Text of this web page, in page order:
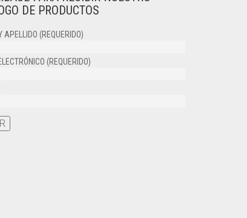
DE PRODUCTOS
APELLIDO (REQUERIDO)
(REQUERIDO)